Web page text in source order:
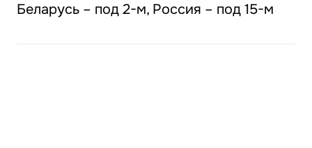
Беларусь – под 2-м, Россия – под 15-м